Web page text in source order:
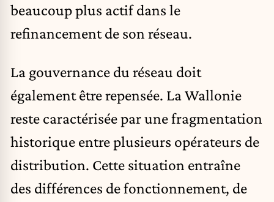
beaucoup plus actif dans le
refinancement de son réseau.
La gouvernance du réseau doit
également être repensée. La Wallonie
reste caractérisée par une fragmentation
historique entre plusieurs opérateurs de
distribution. Cette situation entraîne
des différences de fonctionnement, de